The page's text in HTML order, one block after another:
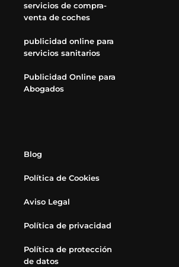
servicios de compra-
venta de coches
publicidad online para
servicios sanitarios
Publicidad Online para
Abogados
Blog
Política de Cookies
Aviso Legal
Política de privacidad
Política de protección
de datos